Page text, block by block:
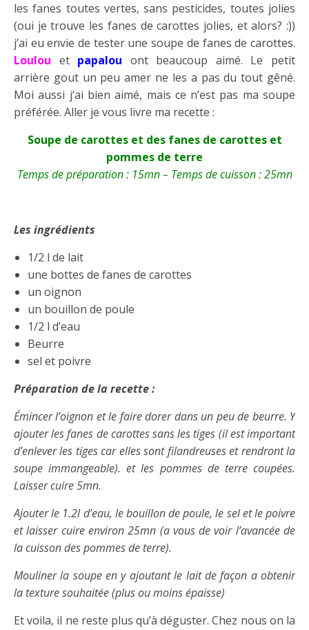
les fanes toutes vertes, sans pesticides, toutes jolies
(oui je trouve les fanes de carottes jolies, et alors? :))
j’ai eu envie de tester une soupe de fanes de carottes.
Loulou et papalou ont beaucoup aimé. Le petit
arrière gout un peu amer ne les a pas du tout gêné.
Moi aussi j’ai bien aimé, mais ce n’est pas ma soupe
préférée. Aller je vous livre ma recette :
Soupe de carottes et des fanes de carottes et
pommes de terre
Temps de préparation : 15mn – Temps de cuisson : 25mn
Les ingrédients
1/2 l de lait
une bottes de fanes de carottes
un oignon
un bouillon de poule
1/2 l d’eau
Beurre
sel et poivre
Préparation de la recette :
Émincerl’oignon et le faire dorer dans un peu de beurre. Y
ajouter les fanes de carottes sans les tiges (il est important
d’enlever les tiges car elles sont filandreuses et rendront la
soupe immangeable). et les pommes de terre coupées.
Laisser cuire 5mn.
Ajouter le 1.2l d’eau, le bouillon de poule, le sel et le poivre
et laisser cuire environ 25mn (a vous de voir l’avancée de
la cuisson des pommes de terre).
Mouliner la soupe en y ajoutant le lait de façon a obtenir
la texture souhaitée (plus ou moins épaisse)
Et voila, il ne reste plus qu’à déguster. Chez nous on la